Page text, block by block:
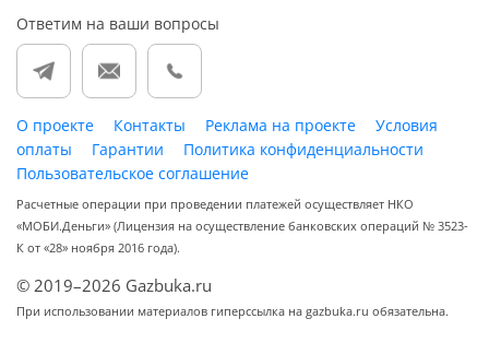
Ответим на ваши вопросы
О проекте Контакты Реклама на проекте
Условия
оплаты
Гарантии
Политика конфиденциальности
Пользовательское соглашение
Расчетные операции при проведении платежей осуществляет НКО
«МОБИ.Деньги» (Лицензия на осуществление банковских операций № 3523-
К от «28» ноября 2016 года).
© 2019–2026 Gazbuka.ru
При использовании материалов гиперссылка на gazbuka.ru обязательна.